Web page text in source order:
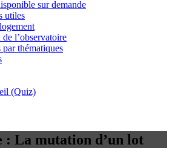
sur demande
utiles
de l’observatoire
thématiques
(Quiz)
La mutation d’un lot